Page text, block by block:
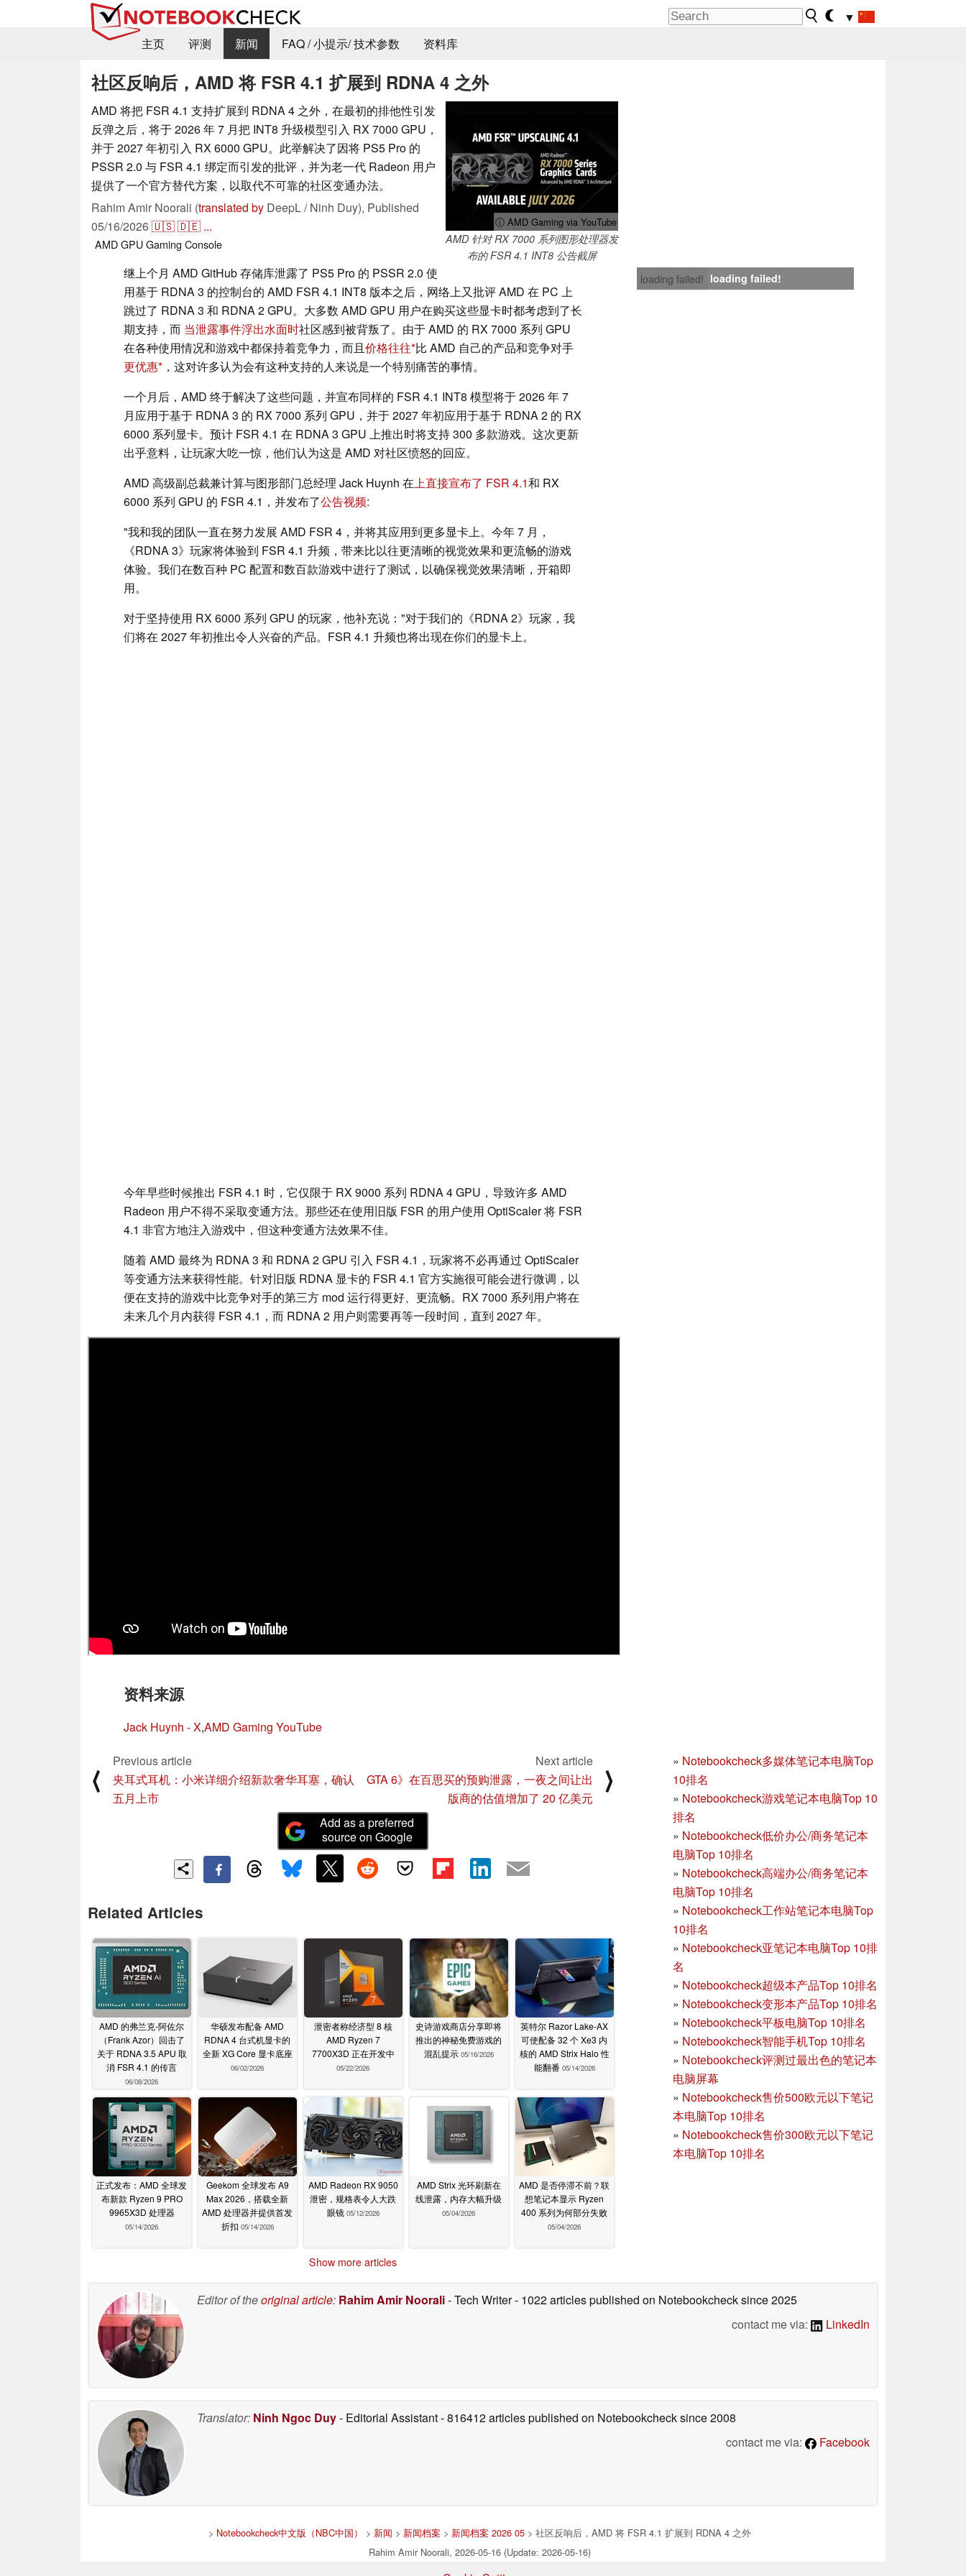
▼
主页
评测 新闻 FAQ / 小提示/ 技术参数 资料库
社区反响后，AMD 将 FSR 4.1 扩展到 RDNA 4 之外
ⓘ AMD Gaming via YouTube
AMD 针对 RX 7000 系列图形处理器发
布的 FSR 4.1 INT8 公告截屏
AMD 将把 FSR 4.1 支持扩展到 RDNA 4 之外，在最初的排他性引发
反弹之后，将于 2026 年 7 月把 INT8 升级模型引入 RX 7000 GPU，
并于 2027 年初引入 RX 6000 GPU。此举解决了因将 PS5 Pro 的
PSSR 2.0 与 FSR 4.1 绑定而引发的批评，并为老一代 Radeon 用户
提供了一个官方替代方案，以取代不可靠的社区变通办法。
Rahim Amir Noorali (translated by DeepL / Ninh Duy), Published
05/16/2026🇺🇸🇩🇪 ...
AMDGPUGaming Console
loading failed! loading failed!
继上个月 AMD GitHub 存储库泄露了 PS5 Pro 的 PSSR 2.0 使
用基于 RDNA 3 的控制台的 AMD FSR 4.1 INT8 版本之后，网络上又批评 AMD 在 PC 上
跳过了 RDNA 3 和 RDNA 2 GPU。大多数 AMD GPU 用户在购买这些显卡时都考虑到了长
期支持，而 当泄露事件浮出水面时社区感到被背叛了。由于 AMD 的 RX 7000 系列 GPU
在各种使用情况和游戏中都保持着竞争力，而且价格往往 比 AMD 自己的产品和竞争对手
更优惠 ，这对许多认为会有这种支持的人来说是一个特别痛苦的事情。
一个月后，AMD 终于解决了这些问题，并宣布同样的 FSR 4.1 INT8 模型将于 2026 年 7
月应用于基于 RDNA 3 的 RX 7000 系列 GPU，并于 2027 年初应用于基于 RDNA 2 的 RX
6000 系列显卡。预计 FSR 4.1 在 RDNA 3 GPU 上推出时将支持 300 多款游戏。这次更新
出乎意料，让玩家大吃一惊，他们认为这是 AMD 对社区愤怒的回应。
AMD 高级副总裁兼计算与图形部门总经理 Jack Huynh 在上直接宣布了 FSR 4.1和 RX
6000 系列 GPU 的 FSR 4.1，并发布了公告视频:
"我和我的团队一直在努力发展 AMD FSR 4，并将其应用到更多显卡上。今年 7 月，
《RDNA 3》玩家将体验到 FSR 4.1 升频，带来比以往更清晰的视觉效果和更流畅的游戏
体验。我们在数百种 PC 配置和数百款游戏中进行了测试，以确保视觉效果清晰，开箱即
用。
对于坚持使用 RX 6000 系列 GPU 的玩家，他补充说："对于我们的《RDNA 2》玩家，我
们将在 2027 年初推出令人兴奋的产品。FSR 4.1 升频也将出现在你们的显卡上。
今年早些时候推出 FSR 4.1 时，它仅限于 RX 9000 系列 RDNA 4 GPU，导致许多 AMD
Radeon 用户不得不采取变通方法。那些还在使用旧版 FSR 的用户使用 OptiScaler 将 FSR
4.1 非官方地注入游戏中，但这种变通方法效果不佳。
随着 AMD 最终为 RDNA 3 和 RDNA 2 GPU 引入 FSR 4.1，玩家将不必再通过 OptiScaler
等变通方法来获得性能。针对旧版 RDNA 显卡的 FSR 4.1 官方实施很可能会进行微调，以
便在支持的游戏中比竞争对手的第三方 mod 运行得更好、更流畅。RX 7000 系列用户将在
未来几个月内获得 FSR 4.1，而 RDNA 2 用户则需要再等一段时间，直到 2027 年。
资料来源
Jack Huynh - X,AMD Gaming YouTube
» Notebookcheck多媒体笔记本电脑Top
10排名
» Notebookcheck游戏笔记本电脑Top 10
排名
» Notebookcheck低价办公/商务笔记本
电脑Top 10排名
» Notebookcheck高端办公/商务笔记本
电脑Top 10排名
» Notebookcheck工作站笔记本电脑Top
10排名
» Notebookcheck亚笔记本电脑Top 10排
名
» Notebookcheck超级本产品Top 10排名
» Notebookcheck变形本产品Top 10排名
» Notebookcheck平板电脑Top 10排名
» Notebookcheck智能手机Top 10排名
» Notebookcheck评测过最出色的笔记本
电脑屏幕
» Notebookcheck售价500欧元以下笔记
本电脑Top 10排名
» Notebookcheck售价300欧元以下笔记
本电脑Top 10排名
⟨
Previous article
夹耳式耳机：小米详细介绍新款奢华耳塞，确认
五月上市
Next article
GTA 6》在百思买的预购泄露，一夜之间让出
版商的估值增加了 20 亿美元
⟩
Add as a preferred
source on Google
Related Articles
AMD 的弗兰克-阿佐尔
（Frank Azor）回击了
关于 RDNA 3.5 APU 取
消 FSR 4.1 的传言
06/08/2026
华硕发布配备 AMD
RDNA 4 台式机显卡的
全新 XG Core 显卡底座
06/02/2026
泄密者称经济型 8 核
AMD Ryzen 7
7700X3D 正在开发中
05/22/2026
史诗游戏商店分享即将
推出的神秘免费游戏的
混乱提示 05/16/2026
英特尔 Razor Lake-AX
可使配备 32 个 Xe3 内
核的 AMD Strix Halo 性
能翻番 05/14/2026
正式发布：AMD 全球发
布新款 Ryzen 9 PRO
9965X3D 处理器
05/14/2026
Geekom 全球发布 A9
Max 2026，搭载全新
AMD 处理器并提供首发
折扣 05/14/2026
AMD Radeon RX 9050
泄密，规格表令人大跌
眼镜 05/12/2026
AMD Strix 光环刷新在
线泄露，内存大幅升级
05/04/2026
AMD 是否停滞不前？联
想笔记本显示 Ryzen
400 系列为何部分失败
05/04/2026
Show more articles
Editor of theoriginal article: Rahim Amir Noorali- Tech Writer- 1022 articles published on Notebookchecksince 2025
contact me via:
LinkedIn
Translator: Ninh Ngoc Duy- Editorial Assistant- 816412 articles published on Notebookchecksince 2008
contact me via:
Facebook
> Notebookcheck中文版（NBC中国） > 新闻 > 新闻档案 > 新闻档案 2026 05> 社区反响后，AMD 将 FSR 4.1 扩展到 RDNA 4 之外
Rahim Amir Noorali, 2026-05-16 (Update: 2026-05-16)